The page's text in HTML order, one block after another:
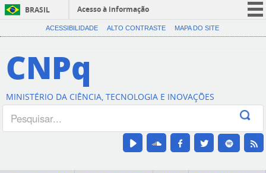
BRASIL
Acesso à informação
CORONAVÍRUS (COVID-19)
Canais
ACESSIBILIDADE ALTO CONTRASTE MAPA DO SITE
CNPq
MINISTÉRIO DA CIÊNCIA, TECNOLOGIA E INOVAÇÕES